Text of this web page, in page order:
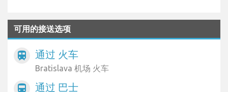
可用的接送选项
train 通过 火车
Bratislava 机场 火车
directions_bus 通过 巴士